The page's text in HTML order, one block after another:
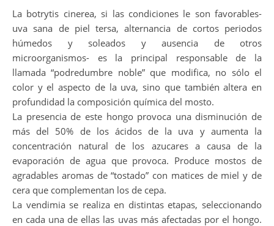
La botrytis cinerea, si las condiciones le son favorables-
uva sana de piel tersa, alternancia de cortos periodos
húmedos y soleados y ausencia de otros
microorganismos- es la principal responsable de la
llamada “podredumbre noble” que modifica, no sólo el
color y el aspecto de la uva, sino que también altera en
profundidad la composición química del mosto.
La presencia de este hongo provoca una disminución de
más del 50% de los ácidos de la uva y aumenta la
concentración natural de los azucares a causa de la
evaporación de agua que provoca. Produce mostos de
agradables aromas de “tostado” con matices de miel y de
cera que complementan los de cepa.
La vendimia se realiza en distintas etapas, seleccionando
en cada una de ellas las uvas más afectadas por el hongo.